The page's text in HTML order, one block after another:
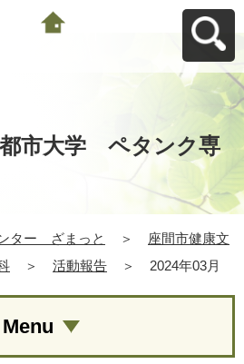
都市大学 ペタンク専
ター ざまっと ＞
座間市健康文
＞ 活動報告 ＞ 2024年03月
Menu